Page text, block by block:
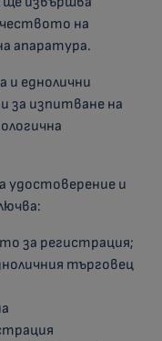
на
апаратура.
и еднолични
за изпитване на
удостоверение и
за регистрация;
търговец